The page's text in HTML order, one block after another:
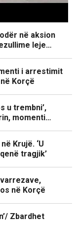
në aksion
leje…
i arrestimit
Korçë
u trembni’,
momenti…
Krujë. ‘U
tragjik’
në Korçë
Zbardhet